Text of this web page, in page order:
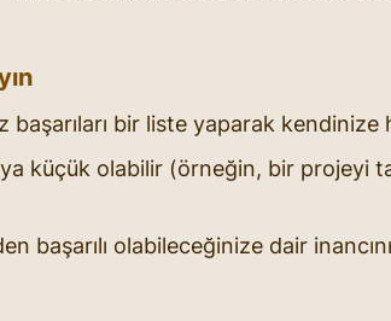
bir liste yaparak kendinize
küçük olabilir (örneğin, bir projeyi
başarılı olabileceğinize dair